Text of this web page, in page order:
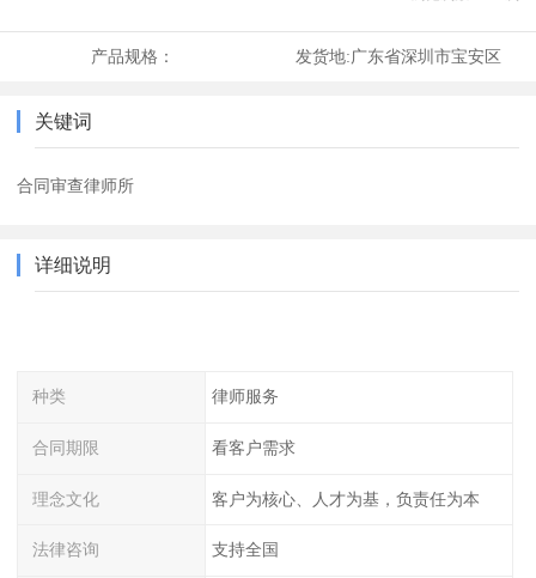
产品规格： 发货地:广东省深圳市宝安区
关键词
合同审查律师所
详细说明
种类 律师服务
合同期限 看客户需求
理念文化 客户为核心、人才为基，负责任为本
法律咨询 支持全国